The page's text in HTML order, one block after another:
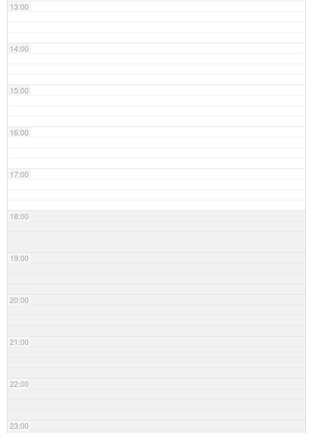
13:00
14:00
15:00
16:00
17:00
18:00
19:00
20:00
21:00
22:00
23:00